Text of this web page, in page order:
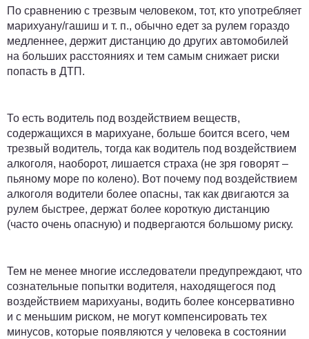
По сравнению с трезвым человеком, тот, кто употребляет
марихуану/гашиш и т. п., обычно едет за рулем гораздо
медленнее, держит дистанцию до других автомобилей
на больших расстояниях и тем самым снижает риски
попасть в ДТП.
То есть водитель под воздействием веществ,
содержащихся в марихуане, больше боится всего, чем
трезвый водитель, тогда как водитель под воздействием
алкоголя, наоборот, лишается страха (не зря говорят –
пьяному море по колено). Вот почему под воздействием
алкоголя водители более опасны, так как двигаются за
рулем быстрее, держат более короткую дистанцию
(часто очень опасную) и подвергаются большому риску.
Тем не менее многие исследователи предупреждают, что
сознательные попытки водителя, находящегося под
воздействием марихуаны, водить более консервативно
и с меньшим риском, не могут компенсировать тех
минусов, которые появляются у человека в состоянии